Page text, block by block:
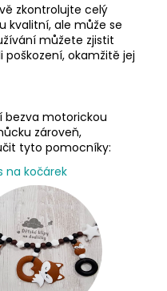
zkontrolujte celý
kvalitní, ale může se
můžete zjistit
poškození, okamžitě jej
bezva motorickou
zároveň,
tyto pomocníky:
na kočárek